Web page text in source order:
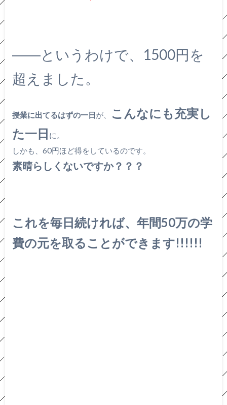
――というわけで、1500円を
超えました。
授業に出てるはずの一日が、
こんなにも充実し
た一日 に。
しかも、60円ほど得をしているのです。
素晴らしくないですか？？？
これを毎日続ければ、年間50万の学
費の元を取ることができます!!!!!!